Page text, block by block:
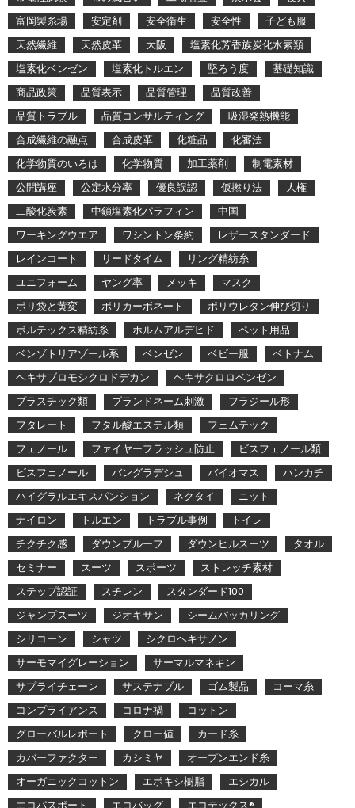
富岡製糸場
安定剤 安全衛生 安全性
子ども服
天然繊維
天然皮革 大阪
塩素化芳香族炭化水素類
塩素化ベンゼン
塩素化トルエン 堅ろう度
基礎知識
商品政策
品質表示 品質管理
品質改善
品質トラブル
品質コンサルティング
吸湿発熱機能
合成繊維の融点
合成皮革 化粧品
化審法
化学物質のいろは
化学物質 加工薬剤
制電素材
公開講座
公定水分率 優良誤認 仮撚り法
人権
二酸化炭素
中鎖塩素化パラフィン
中国
ワーキングウエア
ワシントン条約
レザースタンダード
レインコート
リードタイム
リング精紡糸
ユニフォーム
ヤング率 メッキ
マスク
ポリ袋と黄変
ポリカーボネート
ポリウレタン伸び切り
ボルテックス精紡糸
ホルムアルデヒド
ペット用品
ベンゾトリアゾール系
ベンゼン ベビー服
ベトナム
ヘキサブロモシクロドデカン
ヘキサクロロベンゼン
プラスチック類
ブランドネーム刺激
フラジール形
フタレート
フタル酸エステル類
フェムテック
フェノール
ファイヤーフラッシュ防止
ビスフェノール類
ビスフェノール
バングラデシュ バイオマス
ハンカチ
ハイグラルエキスパンション
ネクタイ
ニット
ナイロン
トルエン トラブル事例
トイレ
チクチク感
ダウンプルーフ ダウンヒルスーツ
タオル
セミナー
スーツ スポーツ
ストレッチ素材
ステップ認証
スチレン
スタンダード100
ジャンプスーツ
ジオキサン
シームパッカリング
シリコーン
シャツ
シクロヘキサノン
サーモマイグレーション
サーマルマネキン
サプライチェーン
サステナブル ゴム製品
コーマ糸
コンプライアンス
コロナ禍
コットン
グローバルレポート
クロー値
カード糸
カバーファクター
カシミヤ
オープンエンド糸
オーガニックコットン
エポキシ樹脂
エシカル